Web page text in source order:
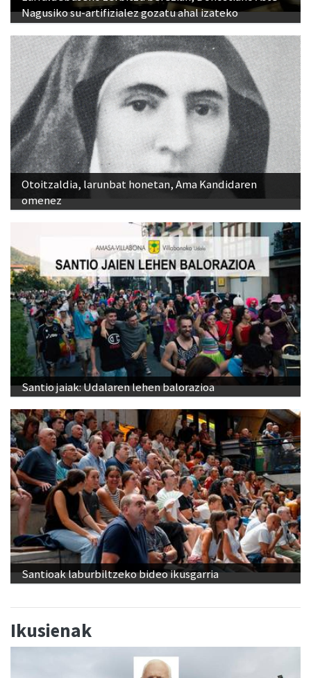
Nagusiko su-artifizialez gozatu ahal izateko
Otoitzaldia, larunbat honetan, Ama Kandidaren
omenez
Santio jaiak: Udalaren lehen balorazioa
Santioak laburbiltzeko bideo ikusgarria
Ikusienak